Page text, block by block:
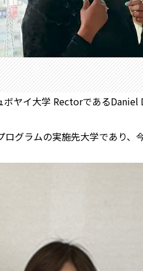
ヤイ大学 Rectorである
グラムの実施先大学であり